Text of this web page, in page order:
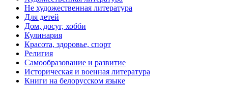
Не художественная литература
Для детей
Дом, досуг, хобби
Кулинария
Красота, здоровье, спорт
Религия
Самообразование и развитие
Историческая и военная литература
Книги на белорусском языке